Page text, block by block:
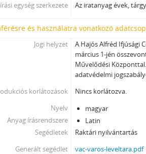
egység szerkezete
Az iratanyag évek,
és használatra vonatkozó
Jogi helyzet
A Hajós Alfréd Ifjúsági
március 1-jén
Művelődési
adatvédelmi
korlátozások
Nincs korlátozva.
Nyelv
magyar
Anyag írásrendszere
Latin
Segédletek
Raktári nyilvántartás
Generált segédlet
vac-varos-leveltara.pdf